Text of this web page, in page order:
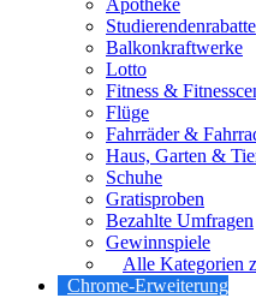
Apotheke
Studierendenrabatte
Balkonkraftwerke
Lotto
Fitness &
Flüge
Fahrräder &
Haus, Garten &
Schuhe
Gratisproben
Bezahlte Umfragen
Gewinnspiele
Alle Kategorien
Chrome-Erweiterung